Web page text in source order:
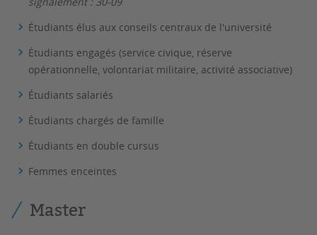
Étudiants élus aux conseils centraux de l'université
Étudiants engagés (service civique, réserve
opérationnelle, volontariat militaire, activité associative)
Étudiants salariés
Étudiants chargés de famille
Étudiants en double cursus
Femmes enceintes
Master